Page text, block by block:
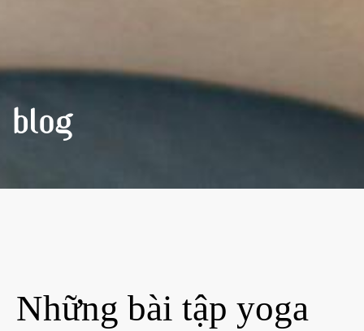
BLOG
Những bài tập yoga